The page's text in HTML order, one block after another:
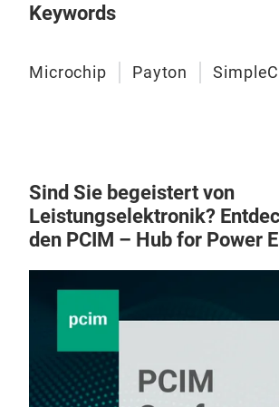
Keywords
Microchip Payton
Sind Sie begeistert von
Leistungselektronik?
den PCIM – Hub for Power